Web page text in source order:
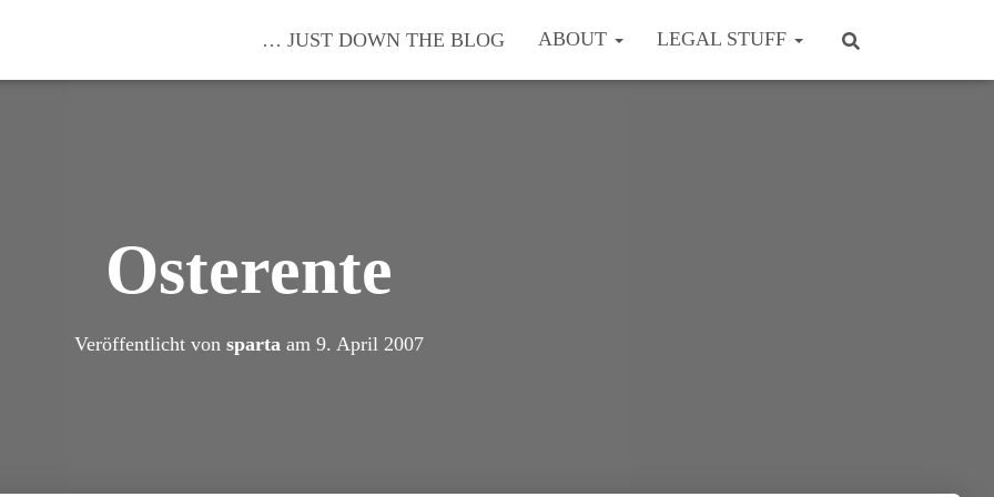
… JUST DOWN THE BLOG ABOUT LEGAL STUFF
Osterente
Veröffentlicht von spartaam 9. April 2007